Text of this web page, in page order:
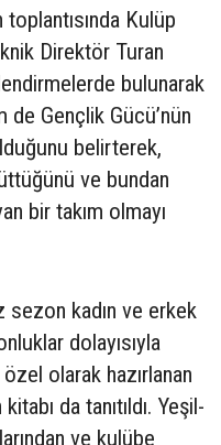
Kulüp
Direktör Turan
bulunarak
de Gençlik Gücü’nün
belirterek,
ve bundan
bir takım olmayı
sezon kadın ve erkek
dolayısıyla
olarak hazırlanan
da tanıtıldı. Yeşil-
ve kulübe